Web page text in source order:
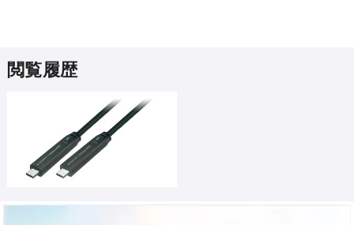
閲覧履歴